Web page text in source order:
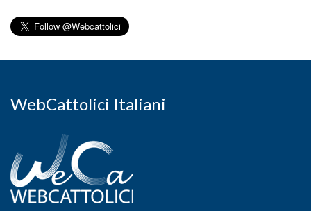
WebCattolici Italiani